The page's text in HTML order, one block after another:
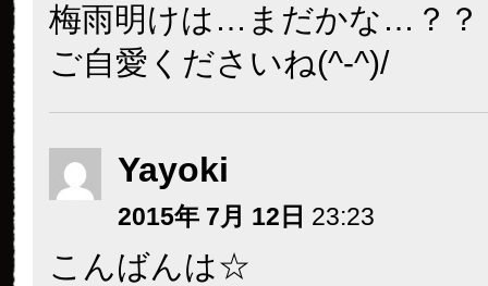
梅雨明けは…まだかな…？？
ご自愛くださいね(^-^)/
Yayoki
2015年 7月 12日 23:23
こんばんは☆